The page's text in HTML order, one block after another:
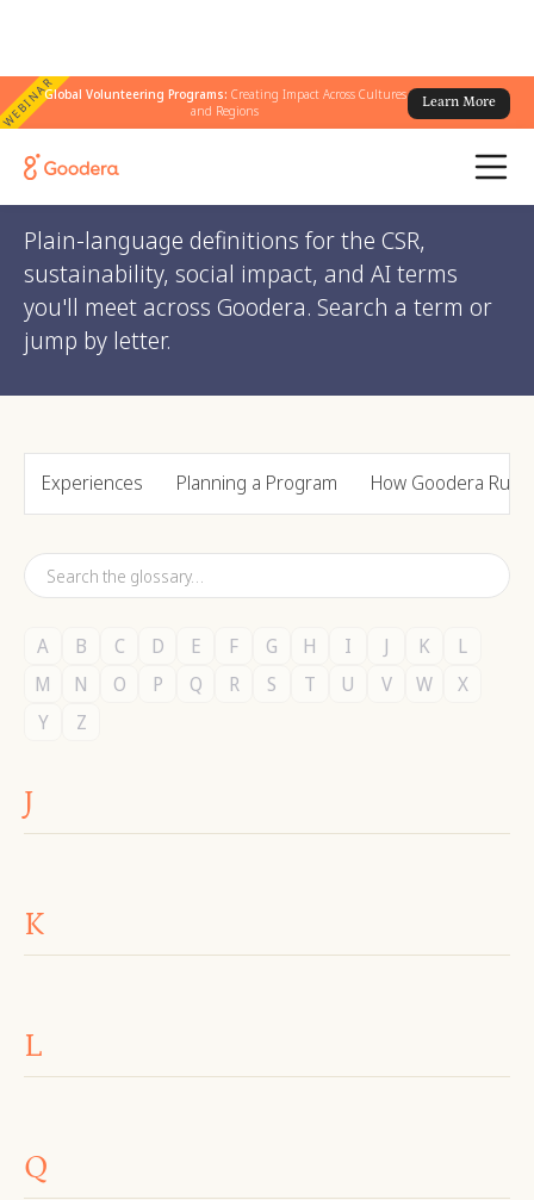
WEBINARGlobal Volunteering Programs: Creating Impact Across Cultures
and Regions
Learn More
Help Center/ Glossary
Glossary
Plain-language definitions for the CSR,
sustainability, social impact, and AI terms
you'll meet across Goodera. Search a term or
jump by letter.
Experiences Planning a Program How Goodera
A B C D E F G H I J K
L
M
N O P Q R S T U V W
X
Y
Z
J
K
L
Q